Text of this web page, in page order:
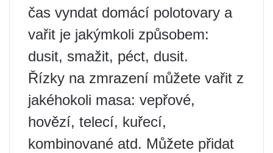
čas vyndat domácí polotovary a
vařit je jakýmkoli způsobem:
dusit, smažit, péct, dusit.
Řízky na zmrazení můžete vařit z
jakéhokoli masa: vepřové,
hovězí, telecí, kuřecí,
kombinované atd. Můžete přidat